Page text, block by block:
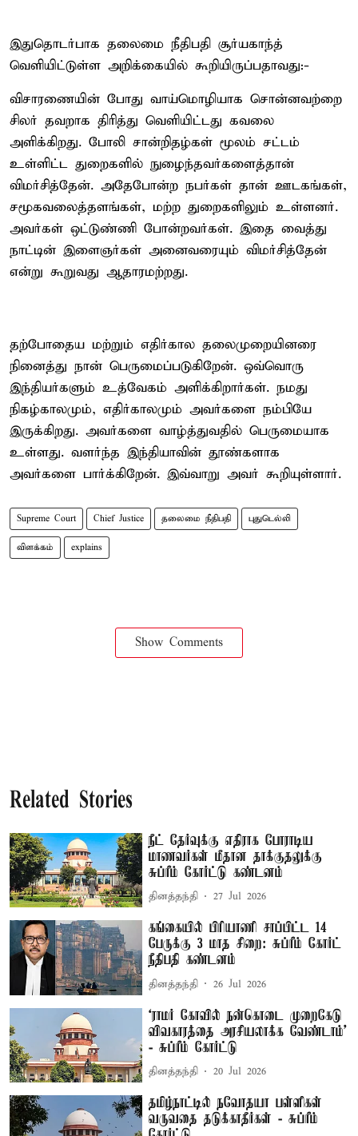
இதுதொடர்பாக தலைமை நீதிபதி சூர்யகாந்த்
வெளியிட்டுள்ள அறிக்கையில் கூறியிருப்பதாவது:-
விசாரணையின் போது வாய்மொழியாக சொன்னவற்றை
சிலர் தவறாக திரித்து வெளியிட்டது கவலை
அளிக்கிறது. போலி சான்றிதழ்கள் மூலம் சட்டம்
உள்ளிட்ட துறைகளில் நுழைந்தவர்களைத்தான்
விமர்சித்தேன். அதேபோன்ற நபர்கள் தான் ஊடகங்கள்,
சமூகவலைத்தளங்கள், மற்ற துறைகளிலும் உள்ளனர்.
அவர்கள் ஒட்டுண்ணி போன்றவர்கள். இதை வைத்து
நாட்டின் இளைஞர்கள் அனைவரையும் விமர்சித்தேன்
என்று கூறுவது ஆதாரமற்றது.
தற்போதைய மற்றும் எதிர்கால தலைமுறையினரை
நினைத்து நான் பெருமைப்படுகிறேன். ஒவ்வொரு
இந்தியர்களும் உத்வேகம் அளிக்கிறார்கள். நமது
நிகழ்காலமும், எதிர்காலமும் அவர்களை நம்பியே
இருக்கிறது. அவர்களை வாழ்த்துவதில் பெருமையாக
உள்ளது. வளர்ந்த இந்தியாவின் தூண்களாக
அவர்களை பார்க்கிறேன். இவ்வாறு அவர் கூறியுள்ளார்.
Supreme Court Chief Justice தலைமை நீதிபதி புதுடெல்லி
விளக்கம் explains
Show Comments
Related Stories
நீட் தேர்வுக்கு எதிராக போராடிய
மாணவர்கள் மீதான தாக்குதலுக்கு
சுப்ரீம் கோர்ட்டு கண்டனம்
தினத்தந்தி 27 Jul 2026
கங்கையில் பிரியாணி சாப்பிட்ட 14
பேருக்கு 3 மாத சிறை: சுப்ரீம் கோர்ட்
நீதிபதி கண்டனம்
தினத்தந்தி 26 Jul 2026
‘ராமர் கோவில் நன்கொடை முறைகேடு
விவகாரத்தை அரசியலாக்க வேண்டாம்’
- சுப்ரீம் கோர்ட்டு
தினத்தந்தி 20 Jul 2026
தமிழ்நாட்டில் நவோதயா பள்ளிகள்
வருவதை தடுக்காதீர்கள் - சுப்ரீம்